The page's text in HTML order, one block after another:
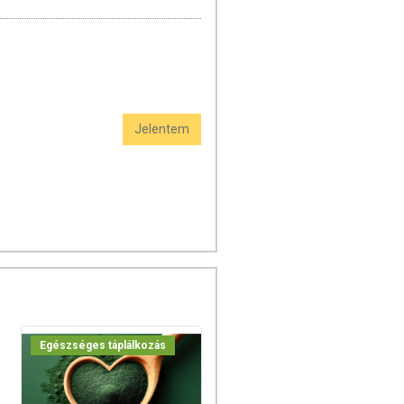
Jelentem
Egészséges táplálkozás